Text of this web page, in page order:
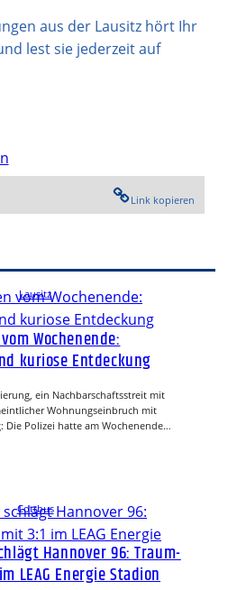
aus der Lausitz hört Ihr
lest sie jederzeit auf
Link kopieren
Lausitz
Wochenende:
kuriose Entdeckung
ein Nachbarschaftsstreit mit
Wohnungseinbruch mit
Die Polizei hatte am Wochenende…
Cottbus
Hannover 96: Traum-
LEAG Energie Stadion